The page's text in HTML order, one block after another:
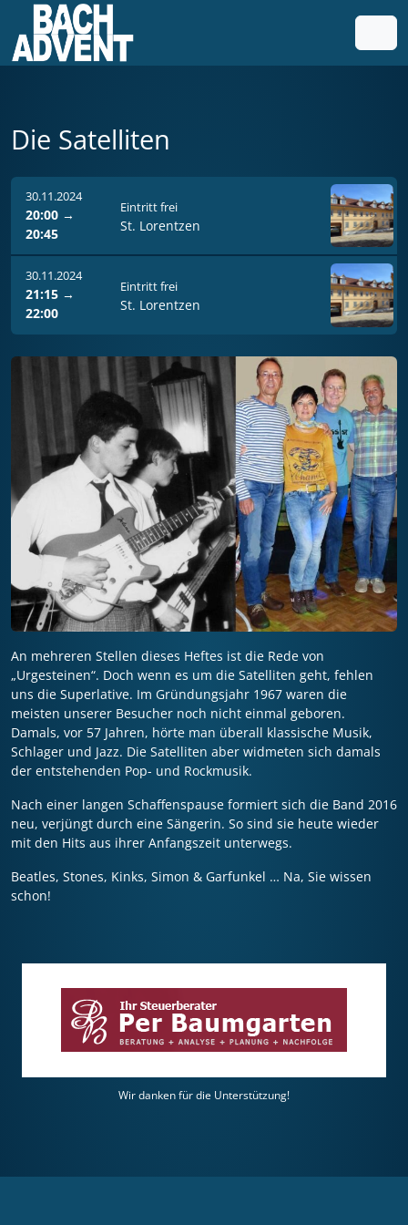
Weiter zum Inhalt
Weiter zum Fuß der Seite
Die Satelliten
An mehreren Stellen dieses Heftes ist die Rede von
„Urgesteinen“. Doch wenn es um die Satelliten geht, fehlen
uns die Superlative. Im Gründungsjahr 1967 waren die
meisten unserer Besucher noch nicht einmal geboren.
Damals, vor 57 Jahren, hörte man überall klassische Musik,
Schlager und Jazz. Die Satelliten aber widmeten sich damals
der entstehenden Pop- und Rockmusik.
Nach einer langen Schaffenspause formiert sich die Band 2016
neu, verjüngt durch eine Sängerin. So sind sie heute wieder
mit den Hits aus ihrer Anfangszeit unterwegs.
Beatles, Stones, Kinks, Simon & Garfunkel … Na, Sie wissen
schon!
30.11.2024
20:00 →
20:45
Eintritt frei
St. Lorentzen
30.11.2024
21:15 →
22:00
Eintritt frei
St. Lorentzen
Wir danken für die Unterstützung!